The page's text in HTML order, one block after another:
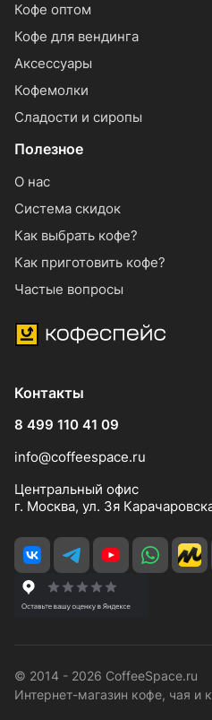
Кофе оптом
Кофе для вендинга
Аксессуары
Кофемолки
Сладости и сиропы
Полезное
О нас
Система скидок
Как выбрать кофе?
Как приготовить кофе?
Частые вопросы
Контакты
8 499 110 41 09
info@coffeespace.ru
Центральный офис
г. Москва, ул. 3я
© 2014 - 2026 CoffeeSpace.ru
Интернет-магазин кофе, чая и